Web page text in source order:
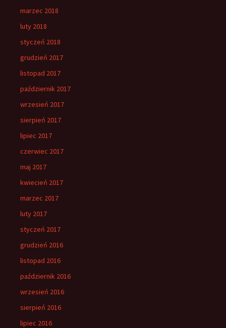
marzec 2018
luty 2018
styczeń 2018
grudzień 2017
listopad 2017
październik 2017
wrzesień 2017
sierpień 2017
lipiec 2017
czerwiec 2017
maj 2017
kwiecień 2017
marzec 2017
luty 2017
styczeń 2017
grudzień 2016
listopad 2016
październik 2016
wrzesień 2016
sierpień 2016
lipiec 2016